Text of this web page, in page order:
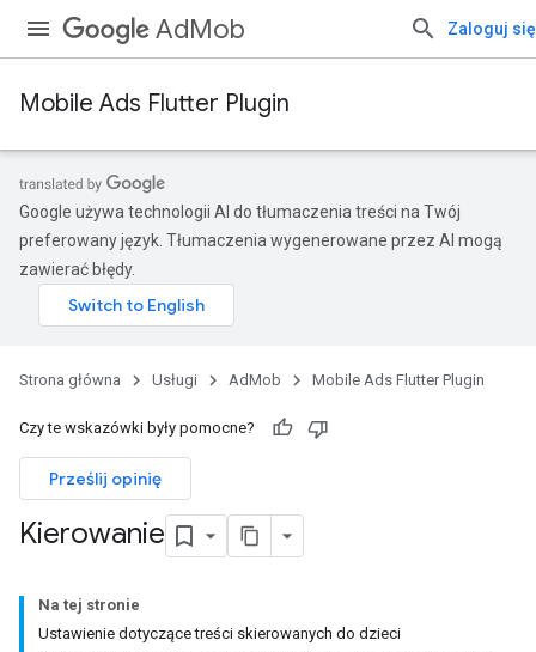
AdMob Zaloguj się
Mobile Ads Flutter Plugin
Google używa technologii AI do tłumaczenia treści na Twój
preferowany język. Tłumaczenia wygenerowane przez AI mogą
zawierać błędy.
Strona główna Usługi AdMob Mobile Ads Flutter Plugin
Czy te wskazówki były pomocne?
Prześlij opinię
Kierowanie
Na tej stronie
Ustawienie dotyczące treści skierowanych do dzieci